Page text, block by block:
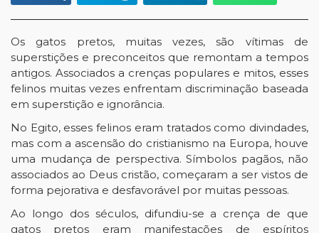
Os gatos pretos, muitas vezes, são vítimas de
superstições e preconceitos que remontam a tempos
antigos. Associados a crenças populares e mitos, esses
felinos muitas vezes enfrentam discriminação baseada
em superstição e ignorância.
No Egito, esses felinos eram tratados como divindades,
mas com a ascensão do cristianismo na Europa, houve
uma mudança de perspectiva. Símbolos pagãos, não
associados ao Deus cristão, começaram a ser vistos de
forma pejorativa e desfavorável por muitas pessoas.
Ao longo dos séculos, difundiu-se a crença de que
gatos pretos eram manifestações de espíritos